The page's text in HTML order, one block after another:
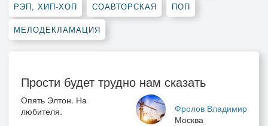
РЭП, ХИП-ХОП СОАВТОРСКАЯ ПОП
МЕЛОДЕКЛАМАЦИЯ
Прости будет трудно нам сказать
Фролов Владимир
Москва
Опять Элтон. На
любителя.